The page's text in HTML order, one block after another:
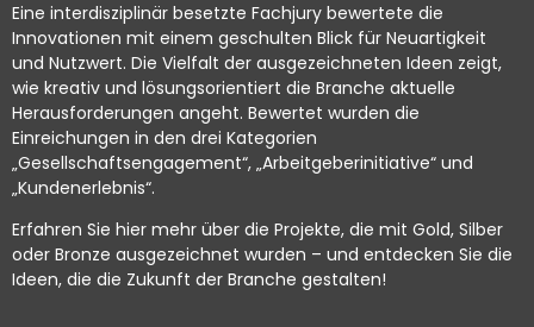
Eine interdisziplinär besetzte Fachjury bewertete die
Innovationen mit einem geschulten Blick für Neuartigkeit
und Nutzwert. Die Vielfalt der ausgezeichneten Ideen zeigt,
wie kreativ und lösungsorientiert die Branche aktuelle
Herausforderungen angeht. Bewertet wurden die
Einreichungen in den drei Kategorien
„Gesellschaftsengagement“, „Arbeitgeberinitiative“ und
„Kundenerlebnis“.
Erfahren Sie hier mehr über die Projekte, die mit Gold, Silber
oder Bronze ausgezeichnet wurden – und entdecken Sie die
Ideen, die die Zukunft der Branche gestalten!